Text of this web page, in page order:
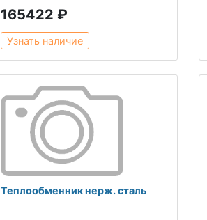
165422 ₽
Узнать наличие
Теплообменник нерж. сталь